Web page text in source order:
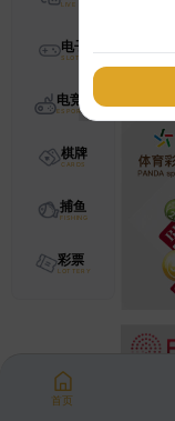
电子
电竞
棋牌
捕鱼
彩票
首页